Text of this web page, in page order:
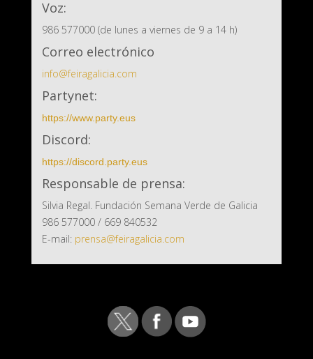
Voz:
986 577000 (de lunes a viernes de 9 a 14 h)
Correo electrónico
info@feiragalicia.com
Partynet:
https://www.party.eus
Discord:
https://discord.party.eus
Responsable de prensa:
Silvia Regal. Fundación Semana Verde de Galicia
986 577000 / 669 840532
E-mail: prensa@feiragalicia.com